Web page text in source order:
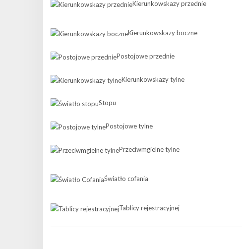
Kierunkowskazy przednie
Kierunkowskazy boczne
Postojowe przednie
Kierunkowskazy tylne
Stopu
Postojowe tylne
Przeciwmgielne tylne
Światło cofania
Tablicy rejestracyjnej